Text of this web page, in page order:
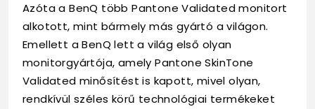
Azóta a BenQ több Pantone Validated monitort
alkotott, mint bármely más gyártó a világon.
Emellett a BenQ lett a világ első olyan
monitorgyártója, amely Pantone SkinTone
Validated minősítést is kapott, mivel olyan,
rendkívül széles körű technológiai termékeket